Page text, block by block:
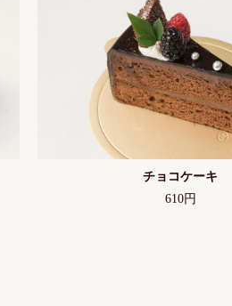
チョコケーキ
610円